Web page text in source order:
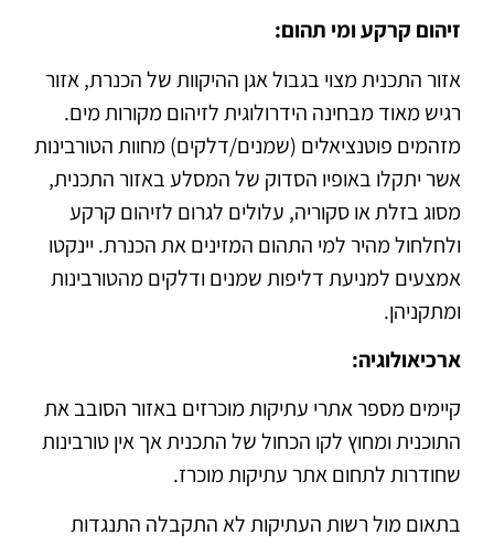
זיהום קרקע ומי תהום:
אזור התכנית מצוי בגבול אגן ההיקוות של הכנרת, אזור
רגיש מאוד מבחינה הידרולוגית לזיהום מקורות מים.
מזהמים פוטנציאלים (שמנים/דלקים) מחוות הטורבינות
אשר יתקלו באופיו הסדוק של המסלע באזור התכנית,
מסוג בזלת או סקוריה, עלולים לגרום לזיהום קרקע
ולחלחול מהיר למי התהום המזינים את הכנרת. יינקטו
אמצעים למניעת דליפות שמנים ודלקים מהטורבינות
ומתקניהן.
ארכיאולוגיה:
קיימים מספר אתרי עתיקות מוכרזים באזור הסובב את
התוכנית ומחוץ לקו הכחול של התכנית אך אין טורבינות
שחודרות לתחום אתר עתיקות מוכרז.
בתאום מול רשות העתיקות לא התקבלה התנגדות